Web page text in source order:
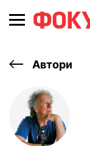
Автори